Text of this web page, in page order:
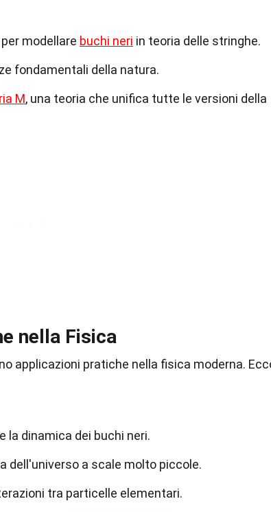
modellare buchi neri in teoria delle stringhe.
fondamentali della natura.
M, una teoria che unifica tutte le versioni della
nella Fisica
applicazioni pratiche nella fisica moderna.
la dinamica dei buchi neri.
dell'universo a scale molto piccole.
tra particelle elementari.